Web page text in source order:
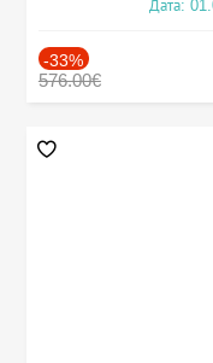
Дата:
-33%
576.00€